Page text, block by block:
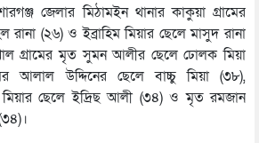
জেলার মিঠামইন থানার কাকুয়া গ্রামের
(২৬) ও ইব্রাহিম মিয়ার ছেলে মাসুদ রানা
গ্রামের মৃত সুমন আলীর ছেলে ঢোলক মিয়া
আলাল উদ্দিনের ছেলে বাচ্চু মিয়া (৩৮),
ছেলে ইদ্রিছ আলী (৩৪) ও মৃত রমজান